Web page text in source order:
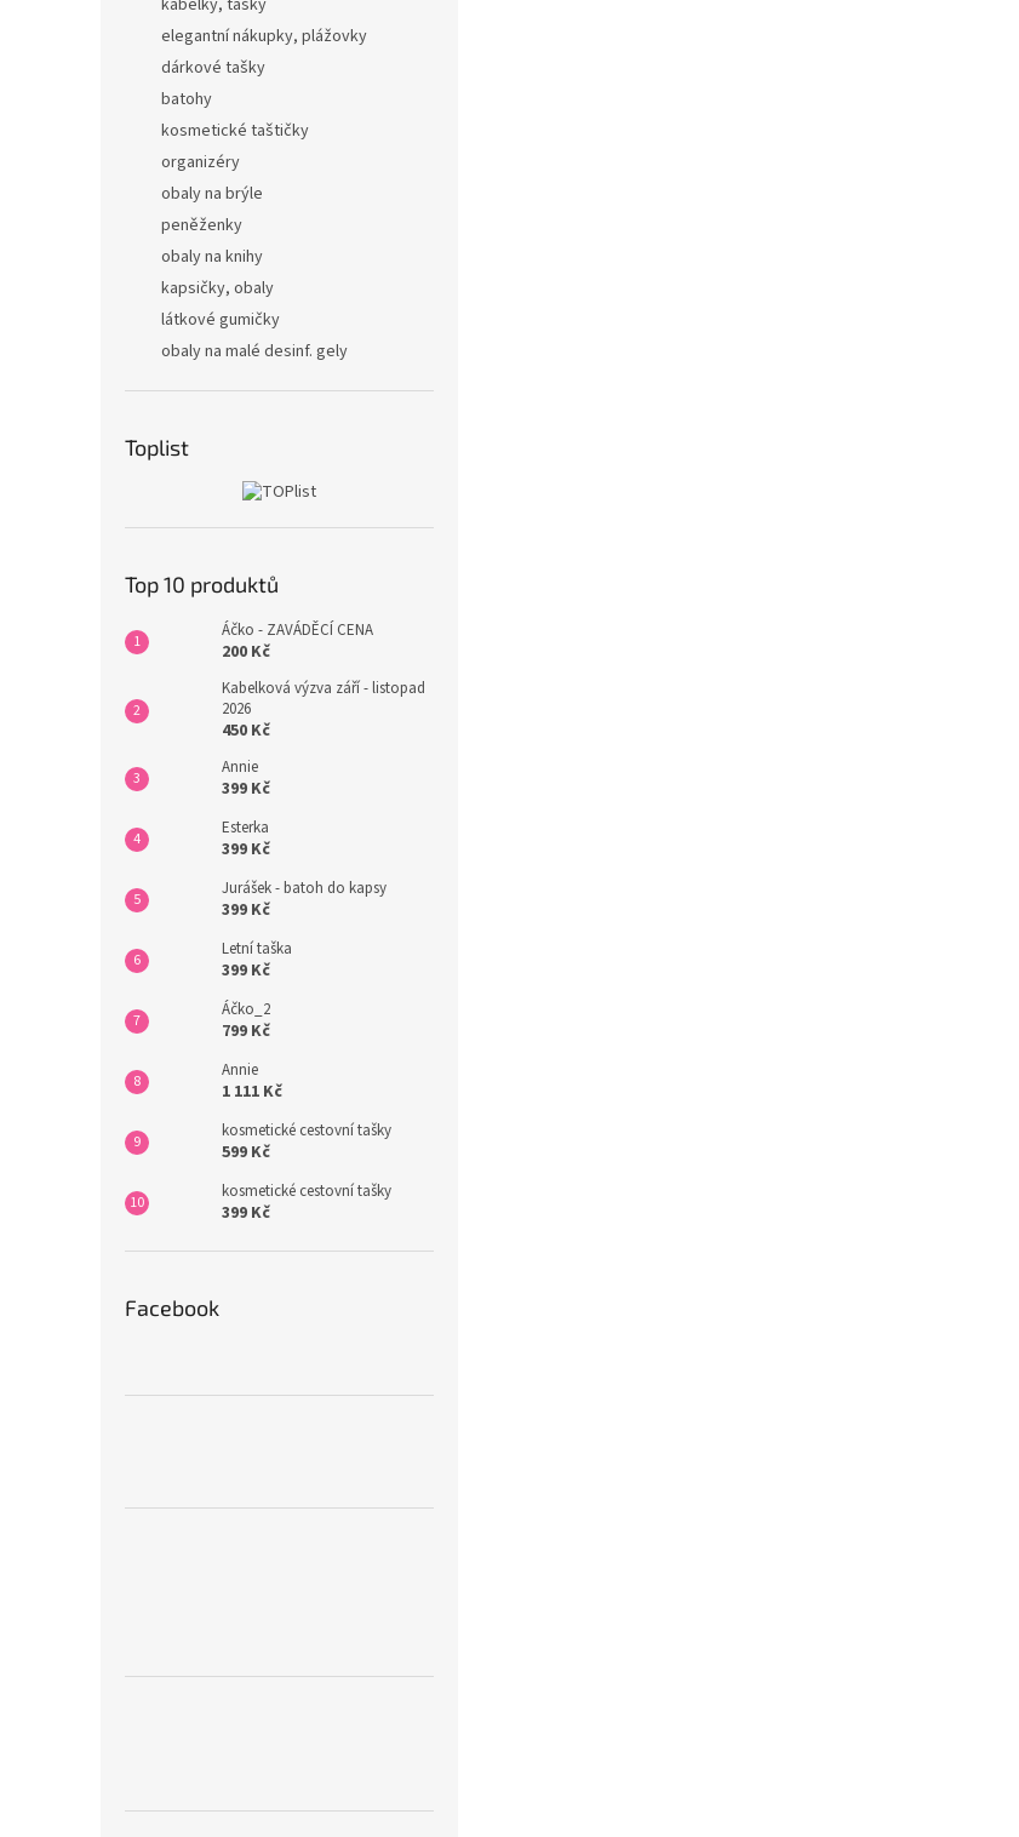
kabelky, tašky
elegantní nákupky, plážovky
dárkové tašky
batohy
kosmetické taštičky
organizéry
obaly na brýle
peněženky
obaly na knihy
kapsičky, obaly
látkové gumičky
obaly na malé desinf. gely
Toplist
Top 10 produktů
Áčko - ZAVÁDĚCÍ CENA
200 Kč
Kabelková výzva září - listopad
2026
450 Kč
Annie
399 Kč
Esterka
399 Kč
Jurášek - batoh do kapsy
399 Kč
Letní taška
399 Kč
Áčko_2
799 Kč
Annie
1 111 Kč
kosmetické cestovní tašky
599 Kč
kosmetické cestovní tašky
399 Kč
Facebook